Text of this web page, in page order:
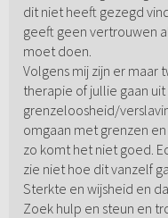
dit niet heeft gezegd
geeft geen vertrouwen
moet doen.
Volgens mij zijn er maar
therapie of jullie gaan
grenzeloosheid/
omgaan met grenzen
zo komt het niet goed.
zie niet hoe dit vanzelf
Sterkte en wijsheid en
Zoek hulp en steun en